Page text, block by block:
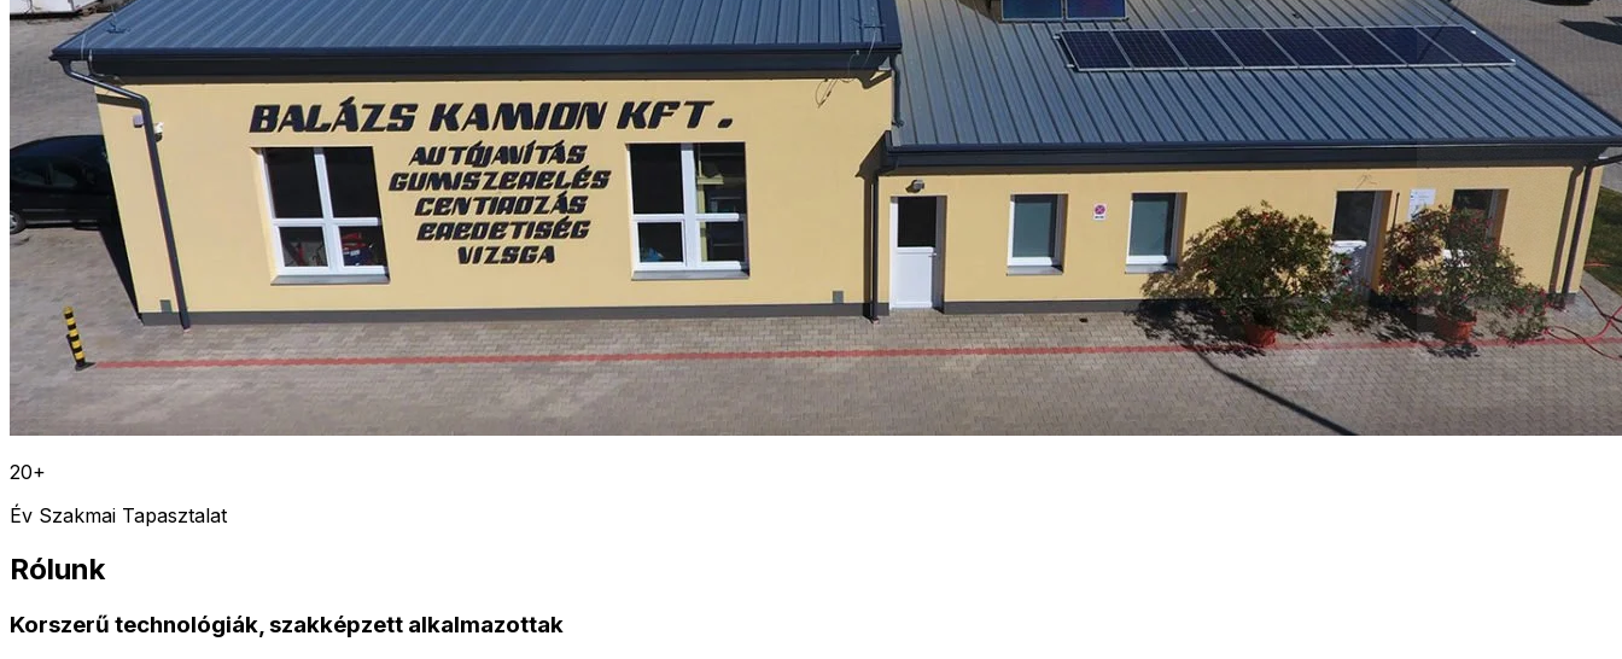
20+
Év Szakmai Tapasztalat
Rólunk
Korszerű technológiák, szakképzett alkalmazottak